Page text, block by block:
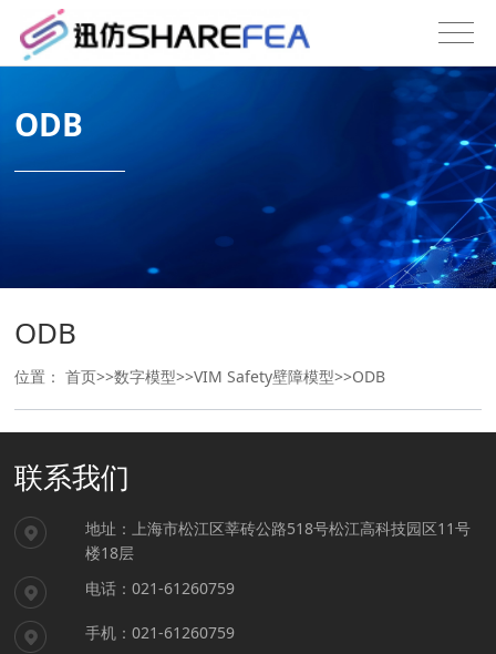
ODB
ODB
位置：首页>>数字模型>>VIM Safety壁障模型>>ODB
联系我们
地址：上海市松江区莘砖公路518号松江高科技园区11号
楼18层
电话：021-61260759
手机：021-61260759